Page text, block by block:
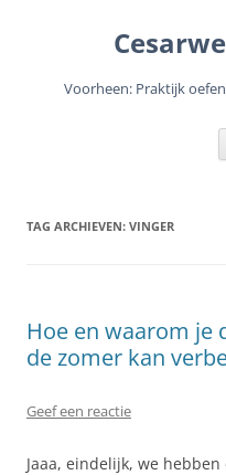
Voorheen: Praktijk
TAG ARCHIEVEN: VINGER
Hoe en waarom je
de zomer kan
Geef een reactie
Jaaa, eindelijk, we